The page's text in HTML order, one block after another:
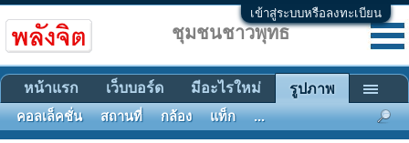
เข้าสู่ระบบหรือลงทะเบียน
ชุมชนชาวพุทธ
หน้าแรก เว็บบอร์ด มีอะไรใหม่ รูปภาพ
คอลเล็คชั่น สถานที่ กล้อง แท็ก ...